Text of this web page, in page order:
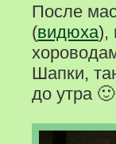
После
(видюха),
Шапки,
до утра 🙂